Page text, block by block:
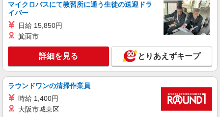
マイクロバスにて教習所に通う生徒の送迎ドラ
イバー
日給 15,850円
箕面市
詳細を見る とりあえずキープ
ラウンドワンの清掃作業員
時給 1,400円
大阪市城東区